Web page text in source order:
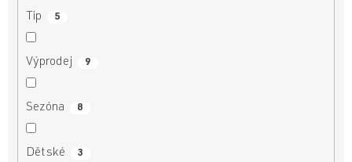
Tip 5
Výprodej 9
Sezóna 8
Dětské 3